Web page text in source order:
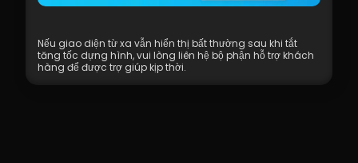
Nếu giao diện từ xa vẫn hiển thị bất thường sau khi tắt
tăng tốc dựng hình, vui lòng liên hệ bộ phận hỗ trợ khách
hàng để được trợ giúp kịp thời.